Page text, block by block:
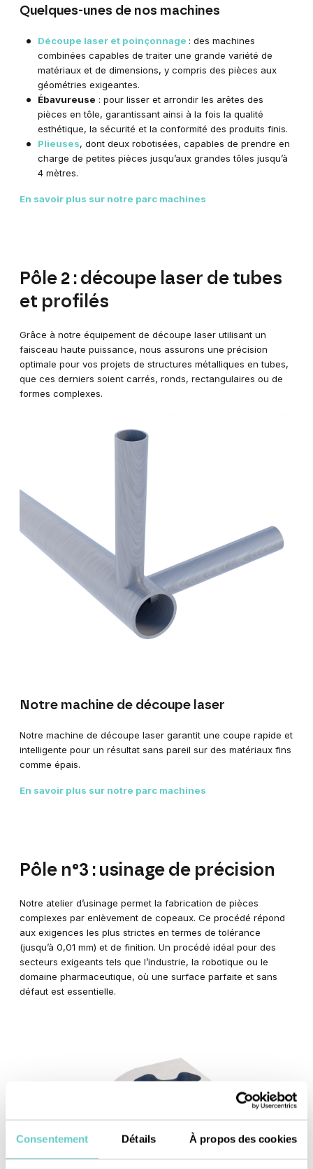
Consentement Détails À propos des cookies
Quelques-unes de nos machines
Découpe laser et poinçonnage : des machines
combinées capables de traiter une grande variété de
matériaux et de dimensions, y compris des pièces aux
géométries exigeantes.
Ébavureuse : pour lisser et arrondir les arêtes des
pièces en tôle, garantissant ainsi à la fois la qualité
esthétique, la sécurité et la conformité des produits finis.
Plieuses, dont deux robotisées, capables de prendre en
charge de petites pièces jusqu’aux grandes tôles jusqu’à
4 mètres.
En savoir plus sur notre parc machines
Pôle 2 : découpe laser de tubes
et profilés
Grâce à notre équipement de découpe laser utilisant un
faisceau haute puissance, nous assurons une précision
optimale pour vos projets de structures métalliques en tubes,
que ces derniers soient carrés, ronds, rectangulaires ou de
formes complexes.
Notre machine de découpe laser
Notre machine de découpe laser garantit une coupe rapide et
intelligente pour un résultat sans pareil sur des matériaux fins
comme épais.
En savoir plus sur notre parc machines
Pôle n°3 : usinage de précision
Notre atelier d’usinage permet la fabrication de pièces
complexes par enlèvement de copeaux. Ce procédé répond
aux exigences les plus strictes en termes de tolérance
(jusqu’à 0,01 mm) et de finition. Un procédé idéal pour des
secteurs exigeants tels que l’industrie, la robotique ou le
domaine pharmaceutique, où une surface parfaite et sans
défaut est essentielle.